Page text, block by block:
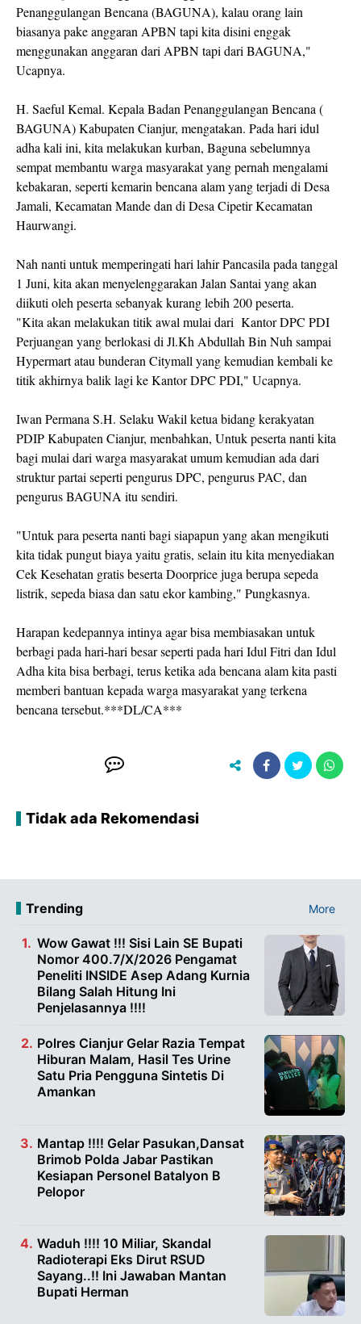
Penanggulangan Bencana (BAGUNA), kalau orang lain
biasanya pake anggaran APBN tapi kita disini enggak
menggunakan anggaran dari APBN tapi dari BAGUNA,"
Ucapnya.
H. Saeful Kemal. Kepala Badan Penanggulangan Bencana (
BAGUNA) Kabupaten Cianjur, mengatakan. Pada hari idul
adha kali ini, kita melakukan kurban, Baguna sebelumnya
sempat membantu warga masyarakat yang pernah mengalami
kebakaran, seperti kemarin bencana alam yang terjadi di Desa
Jamali, Kecamatan Mande dan di Desa Cipetir Kecamatan
Haurwangi.
Nah nanti untuk memperingati hari lahir Pancasila pada tanggal
1 Juni, kita akan menyelenggarakan Jalan Santai yang akan
diikuti oleh peserta sebanyak kurang lebih 200 peserta.
"Kita akan melakukan titik awal mulai dari Kantor DPC PDI
Perjuangan yang berlokasi di Jl.Kh Abdullah Bin Nuh sampai
Hypermart atau bunderan Citymall yang kemudian kembali ke
titik akhirnya balik lagi ke Kantor DPC PDI," Ucapnya.
Iwan Permana S.H. Selaku Wakil ketua bidang kerakyatan
PDIP Kabupaten Cianjur, menbahkan, Untuk peserta nanti kita
bagi mulai dari warga masyarakat umum kemudian ada dari
struktur partai seperti pengurus DPC, pengurus PAC, dan
pengurus BAGUNA itu sendiri.
"Untuk para peserta nanti bagi siapapun yang akan mengikuti
kita tidak pungut biaya yaitu gratis, selain itu kita menyediakan
Cek Kesehatan gratis beserta Doorprice juga berupa sepeda
listrik, sepeda biasa dan satu ekor kambing," Pungkasnya.
Harapan kedepannya intinya agar bisa membiasakan untuk
berbagi pada hari-hari besar seperti pada hari Idul Fitri dan Idul
Adha kita bisa berbagi, terus ketika ada bencana alam kita pasti
memberi bantuan kepada warga masyarakat yang terkena
bencana tersebut.***DL/CA***
Tidak ada Rekomendasi
Trending More
Wow Gawat !!! Sisi Lain SE Bupati
Nomor 400.7/X/2026 Pengamat
Peneliti INSIDE Asep Adang Kurnia
Bilang Salah Hitung Ini
Penjelasannya !!!!
Polres Cianjur Gelar Razia Tempat
Hiburan Malam, Hasil Tes Urine
Satu Pria Pengguna Sintetis Di
Amankan
Mantap !!!! Gelar Pasukan,Dansat
Brimob Polda Jabar Pastikan
Kesiapan Personel Batalyon B
Pelopor
Waduh !!!! 10 Miliar, Skandal
Radioterapi Eks Dirut RSUD
Sayang..!! Ini Jawaban Mantan
Bupati Herman